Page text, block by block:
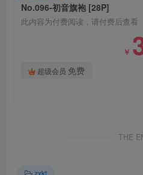
No.096-初音旗袍 [28P]
此内容为付费阅读，请付费后查看
￥
超级会员 免费
THE